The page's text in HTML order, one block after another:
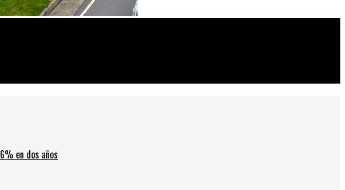
en dos años